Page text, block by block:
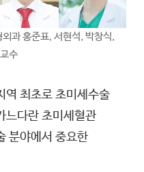
과 홍준표, 서현석, 박창식,
수
역 최초로 초미세수술
느다란 초미세혈관
분야에서 중요한